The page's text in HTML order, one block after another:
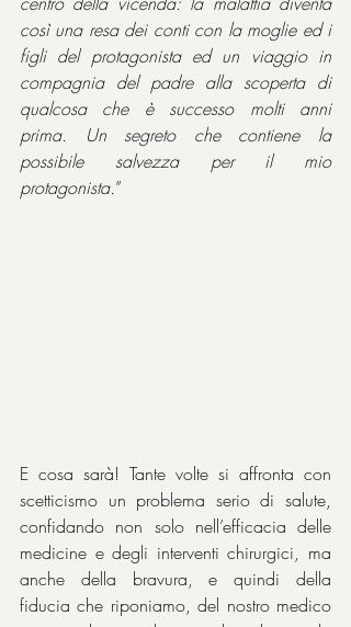
così una resa dei conti con la moglie ed i
figli del protagonista ed un viaggio in
compagnia del padre alla scoperta di
qualcosa che è successo molti anni
prima. Un segreto che contiene la
possibile salvezza per il mio
protagonista.”
E cosa sarà! Tante volte si affronta con
scetticismo un problema serio di salute,
confidando non solo nell’efficacia delle
medicine e degli interventi chirurgici, ma
anche della bravura, e quindi della
fiducia che riponiamo, del nostro medico